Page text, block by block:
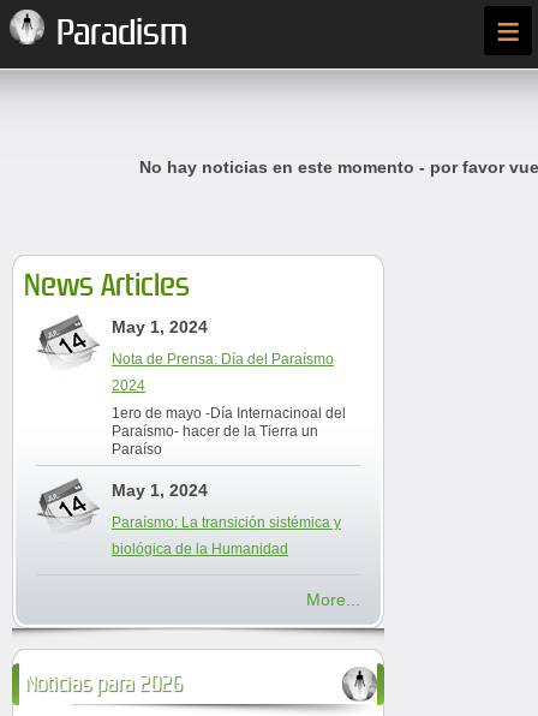
Paradism ≡
No hay noticias en este momento - por favor
News Articles
May 1, 2024
Nota de Prensa: Día del Paraísmo
2024
1ero de mayo -Día Internacinoal del
Paraísmo- hacer de la Tierra un
Paraíso
May 1, 2024
Paraísmo: La transición sistémica y
biológica de la Humanidad
More...
Noticias para 2026